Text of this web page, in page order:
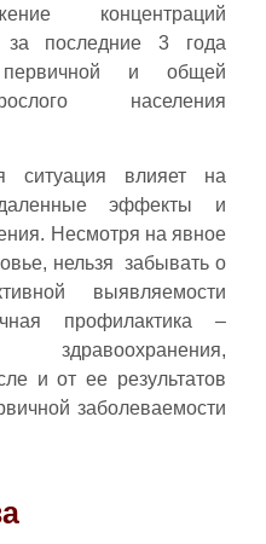
концентраций
за последние 3 года
и общей
населения
ситуация влияет на
эффекты и
Несмотря на явное
нельзя забывать о
выявляемости
профилактика –
и от ее результатов
заболеваемости